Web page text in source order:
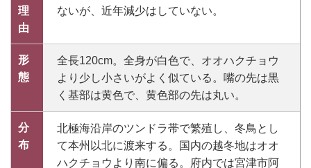
理
由
ないが、近年減少はしていない。
形
態
全長120cm。全身が白色で、オオハクチョウ
より少し小さいがよく似ている。嘴の先は黒
く基部は黄色で、黄色部の先は丸い。
分
布
北極海沿岸のツンドラ帯で繁殖し、冬鳥とし
て本州以北に渡来する。国内の越冬地はオオ
ハクチョウより南に偏る。府内では宮津市阿